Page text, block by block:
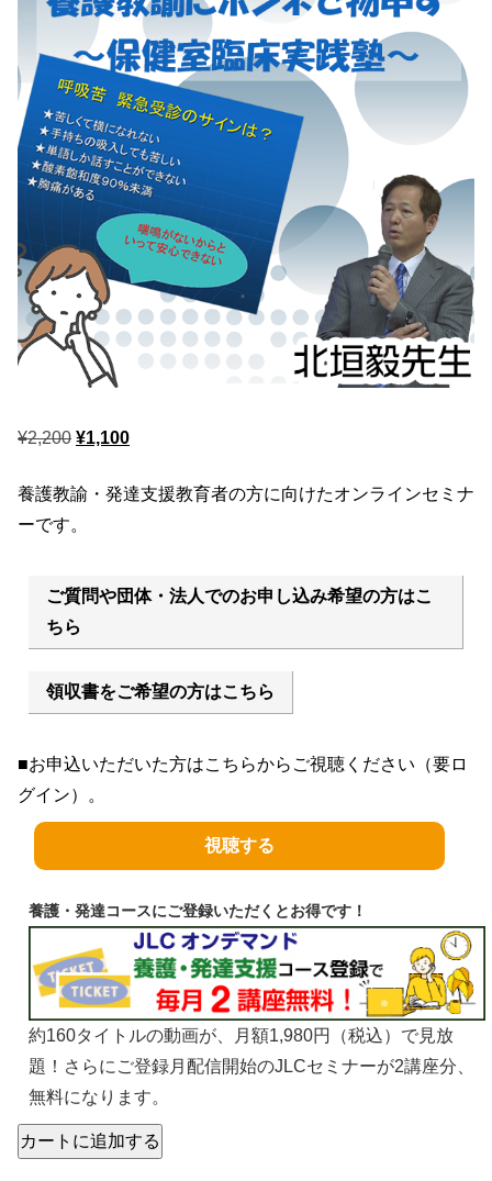
¥2,200 元
価
格
¥2,200
で
し
た。
¥1,100現
の
は
で
す。
養護教諭・発達支援教育者の方に向けたオンラインセミナ
ーです。
ご質問や団体・法人でのお申し込み希望の方はこ
ちら
領収書をご希望の方はこちら
■お申込いただいた方はこちらからご視聴ください（要ロ
グイン）。
視聴する
養護・発達コースにご登録いただくとお得です！
約160タイトルの動画が、月額1,980円（税込）で見放
題！さらにご登録月配信開始のJLCセミナーが2講座分、
無料になります。
カートに追加する